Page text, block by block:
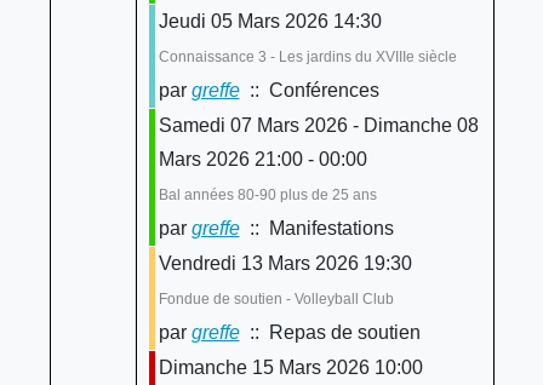
Jeudi 05 Mars 2026 14:30
Connaissance 3 - Les jardins du XVIIIe siècle
par greffe:: Conférences
Samedi 07 Mars 2026 - Dimanche 08
Mars 2026 21:00 - 00:00
Bal années 80-90 plus de 25 ans
par greffe:: Manifestations
Vendredi 13 Mars 2026 19:30
Fondue de soutien - Volleyball Club
par greffe:: Repas de soutien
Dimanche 15 Mars 2026 10:00